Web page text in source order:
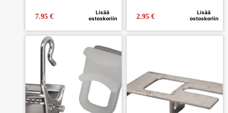
7.95€
Lisää
ostoskoriin
2.95€
Lisää
ostoskoriin